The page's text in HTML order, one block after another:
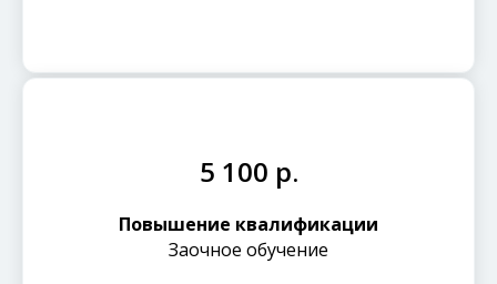
5 100 р.
Повышение квалификации
Заочное обучение